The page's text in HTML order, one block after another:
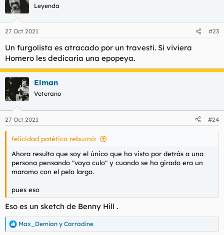
Leyenda
27 Oct 2021 #23
Un furgolista es atracado por un travesti. Si viviera
Homero les dedicaría una epopeya.
Elman
Veterano
27 Oct 2021 #24
felicidad patética rebuznó:
Ahora resulta que soy el único que ha visto por detrás a una
persona pensando "vaya culo" y cuando se ha girado era un
maromo con el pelo largo.
pues eso
Eso es un sketch de Benny Hill .
R
Max_Demian y Carradine